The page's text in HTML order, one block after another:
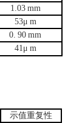
1.03 mm
53μ m
0. 90 mm
41μ m
示值重复性